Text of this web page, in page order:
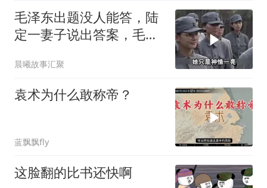
毛泽东出题没人能答，陆
定一妻子说出答案，毛主
晨曦故事汇聚
袁术为什么敢称帝？
蓝飘飘fly
这脸翻的比书还快啊